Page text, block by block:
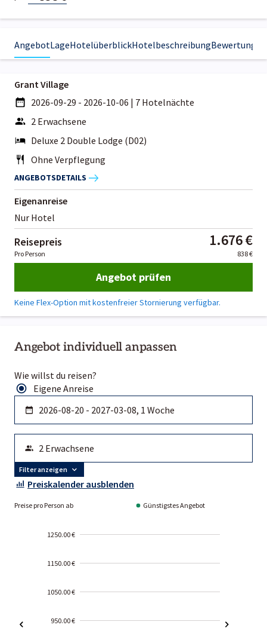
AngebotLageHotelüberblickHotelbeschreibungBewertungen
Angebot individuell anpassen
Wie willst du reisen?
Eigene Anreise
Filter anzeigen
Preiskalender ausblenden
Preise pro Person ab Günstigstes Angebot
1250.00 €
1150.00 €
1050.00 €
950.00 €
Grant Village
2026-09-29 - 2026-10-06 | 7 Hotelnächte
2 Erwachsene
Deluxe 2 Double Lodge (D02)
Ohne Verpflegung
ANGEBOTSDETAILS
Eigenanreise
Nur Hotel
Reisepreis 1.676 €
Pro Person 838 €
Angebot prüfen
Keine Flex-Option mit kostenfreier Stornierung verfügbar.